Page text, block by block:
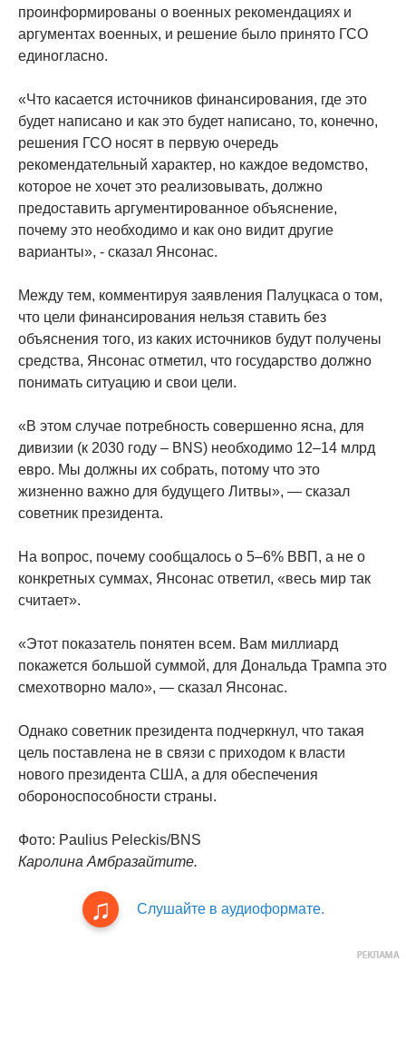
проинформированы о военных рекомендациях и
аргументах военных, и решение было принято ГСО
единогласно.
«Что касается источников финансирования, где это
будет написано и как это будет написано, то, конечно,
решения ГСО носят в первую очередь
рекомендательный характер, но каждое ведомство,
которое не хочет это реализовывать, должно
предоставить аргументированное объяснение,
почему это необходимо и как оно видит другие
варианты», - сказал Янсонас.
Между тем, комментируя заявления Палуцкаса о том,
что цели финансирования нельзя ставить без
объяснения того, из каких источников будут получены
средства, Янсонас отметил, что государство должно
понимать ситуацию и свои цели.
«В этом случае потребность совершенно ясна, для
дивизии (к 2030 году – BNS) необходимо 12–14 млрд
евро. Мы должны их собрать, потому что это
жизненно важно для будущего Литвы», — сказал
советник президента.
На вопрос, почему сообщалось о 5–6% ВВП, а не о
конкретных суммах, Янсонас ответил, «весь мир так
считает».
«Этот показатель понятен всем. Вам миллиард
покажется большой суммой, для Дональда Трампа это
смехотворно мало», — сказал Янсонас.
Однако советник президента подчеркнул, что такая
цель поставлена ​​не в связи с приходом к власти
нового президента США, а для обеспечения
обороноспособности страны.
Фото: Paulius Peleckis/BNS
Каролина Амбразайтите.
Слушайте в аудиоформате.